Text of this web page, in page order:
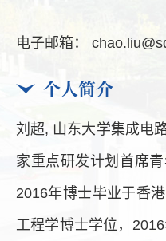
电子邮箱：
个人简介
刘超, 山东大学集成电
家重点研发计划 首席
2016年博士毕业于香
工程学博士学位 ，